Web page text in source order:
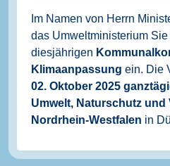
Im Namen von Herrn
das Umweltministerium
diesjährigen
Klimaanpassung ein. Die
02. Oktober 2025
Umwelt, Naturschutz und
Nordrhein-Westfalen in